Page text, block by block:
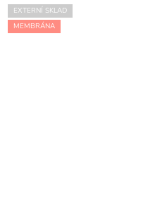
EXTERNÍ SKLAD
MEMBRÁNA